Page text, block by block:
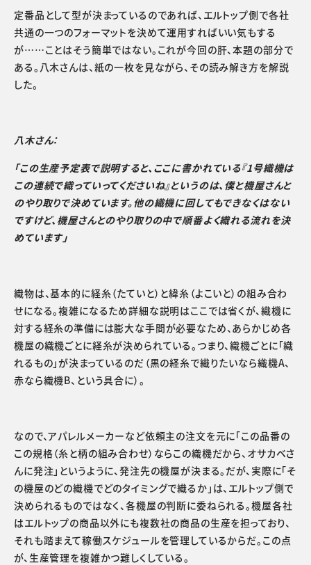
定番品として型が決まっているのであれば、エルトップ側で各社
共通の一つのフォーマットを決めて運用すればいい気もする
が……ことはそう簡単ではない。これが今回の肝、本題の部分で
ある。八木さんは、紙の一枚を見ながら、その読み解き方を解説
した。
八木さん：
「この生産予定表で説明すると、ここに書かれている『1号織機は
この連続で織っていってくださいね』というのは、僕と機屋さんと
のやり取りで決めています。他の織機に回してもできなくはない
ですけど、機屋さんとのやり取りの中で順番よく織れる流れを決
めています」
織物は、基本的に経糸（たていと）と緯糸（よこいと）の組み合わ
せになる。複雑になるため詳細な説明はここでは省くが、織機に
対する経糸の準備には膨大な手間が必要なため、あらかじめ各
機屋の織機ごとに経糸が決められている。つまり、織機ごとに「織
れるもの」が決まっているのだ（黒の経糸で織りたいなら織機A、
赤なら織機B、という具合に）。
なので、アパレルメーカーなど依頼主の注文を元に「この品番の
この規格（糸と柄の組み合わせ）ならこの織機だから、オサカベさ
んに発注」というように、発注先の機屋が決まる。だが、実際に「そ
の機屋のどの織機でどのタイミングで織るか」は、エルトップ側で
決められるものではなく、各機屋の判断に委ねられる。機屋各社
はエルトップの商品以外にも複数社の商品の生産を担っており、
それも踏まえて稼働スケジュールを管理しているからだ。この点
が、生産管理を複雑かつ難しくしている。